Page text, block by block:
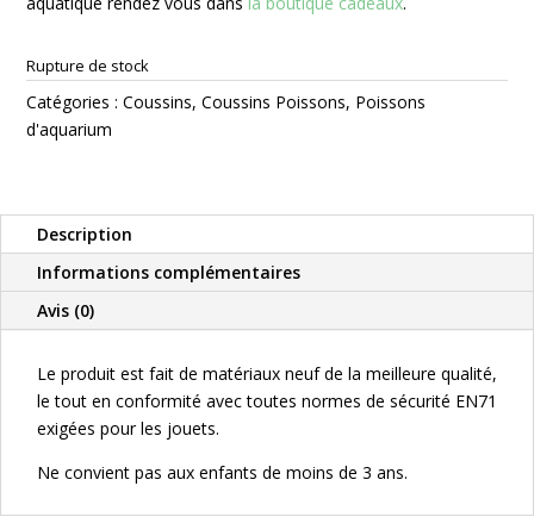
Rupture de stock
Catégories :Coussins,Coussins Poissons, Poissons
d'aquarium
Description
Informations complémentaires
Avis (0)
Le produit est fait de matériaux neuf de la meilleure qualité,
le tout en conformité avec toutes normes de sécurité EN71
exigées pour les jouets.
Ne convient pas aux enfants de moins de 3 ans.